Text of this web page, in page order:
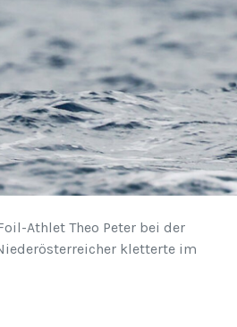
Athlet Theo Peter bei der
kletterte im